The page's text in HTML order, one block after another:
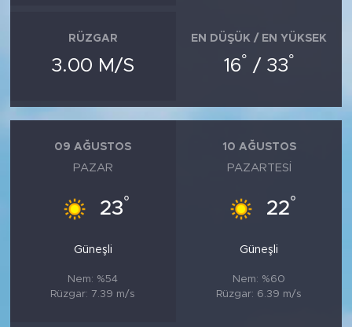
RÜZGAR
3.00 M/S
EN DÜŞÜK / EN YÜKSEK
16° / 33°
09 AĞUSTOS
PAZAR
23°
Güneşli
Nem: %54
Rüzgar: 7.39 m/s
10 AĞUSTOS
PAZARTESI
22°
Güneşli
Nem: %60
Rüzgar: 6.39 m/s
KADIN
MEDYA KÖŞESİ
FOTO GALERİ
VİDEOLAR
ALINTI YAZARLAR